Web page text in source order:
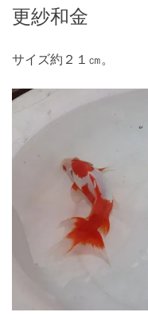
更紗和金
サイズ約２１㎝。